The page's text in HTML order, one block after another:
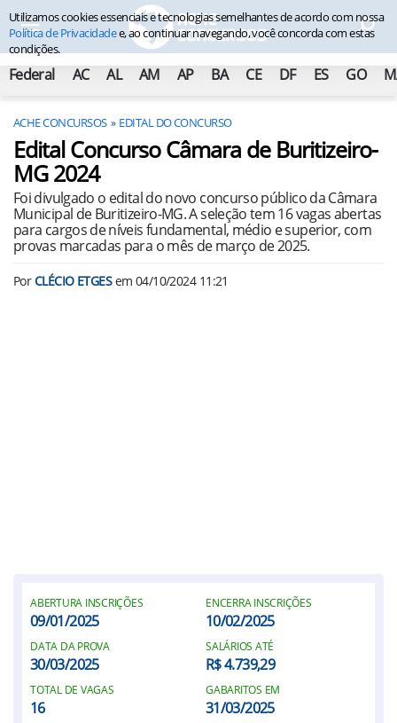
Federal AC AL AM AP BA CE DF ES GO
ACHE CONCURSOS EDITAL DO CONCURSO
Edital Concurso Câmara de Buritizeiro-
MG 2024
Foi divulgado o edital do novo concurso público da Câmara
Municipal de Buritizeiro-MG. A seleção tem 16 vagas abertas
para cargos de níveis fundamental, médio e superior, com
provas marcadas para o mês de março de 2025.
PorCLÉCIO ETGESem 04/10/2024 11:21
ABERTURA INSCRIÇÕES
09/01/2025
ENCERRA INSCRIÇÕES
10/02/2025
DATA DA PROVA
30/03/2025
SALÁRIOS ATÉ
R$ 4.739,29
TOTAL DE VAGAS
16
GABARITOS EM
31/03/2025
Utilizamos cookies essenciais e tecnologias semelhantes de acordo com nossa
Política de Privacidadee, ao continuar navegando, você concorda com estas
condições.